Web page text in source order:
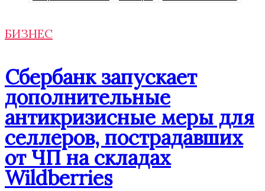
БИЗНЕС
Сбербанк запускает
дополнительные
антикризисные меры для
селлеров, пострадавших
от ЧП на складах
Wildberries